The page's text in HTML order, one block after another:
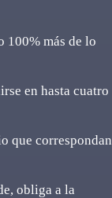
100% más de lo
en hasta cuatro
que correspondan
obliga a la